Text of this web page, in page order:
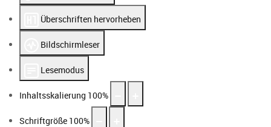
Überschriften hervorheben
Bildschirmleser
Lesemodus
Inhaltsskalierung 100%
Schriftgröße 100%